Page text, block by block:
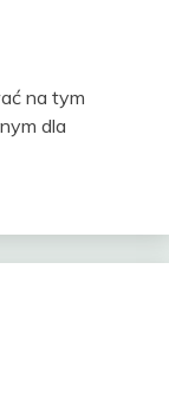
na tym
dla